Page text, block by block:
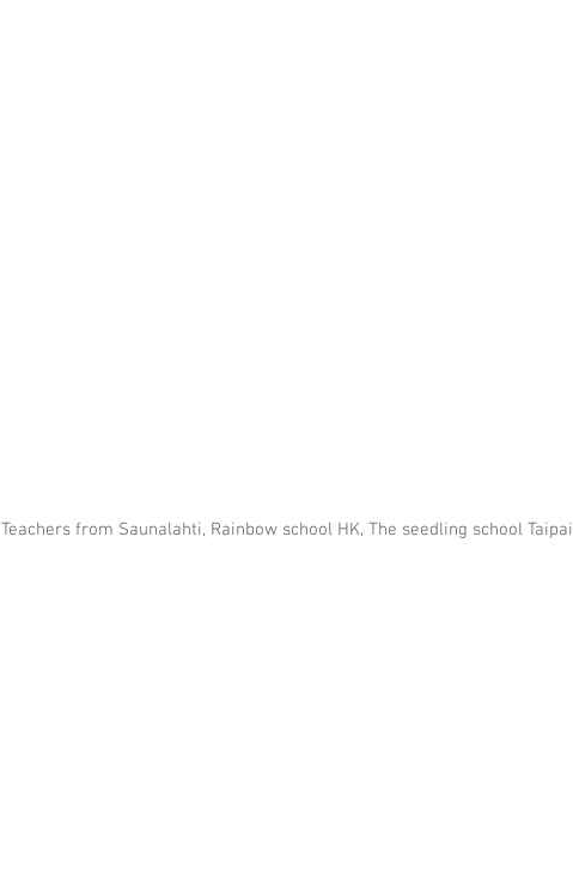
Teachers from Saunalahti, Rainbow school HK, The seedling school Taipai